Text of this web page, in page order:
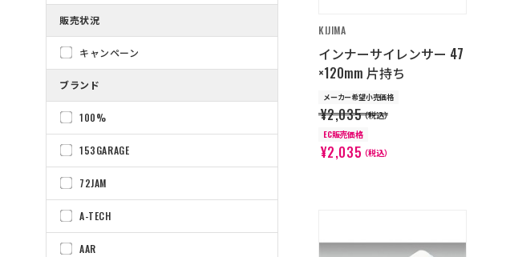
販売状況
キャンペーン
ブランド
100%
153GARAGE
72JAM
A-TECH
AAR
KIJIMA
インナーサイレンサー 47
×120mm 片持ち
メーカー希望小売価格
¥2,035（税込）
EC販売価格
¥2,035（税込）